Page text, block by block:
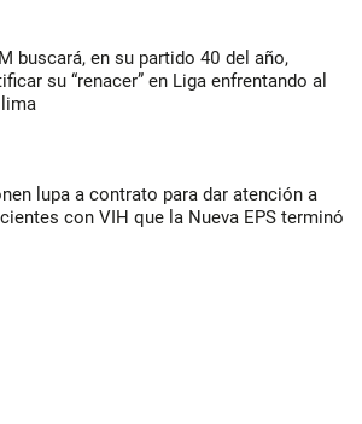
buscará, en su partido 40 del año,
su “renacer” en Liga enfrentando al
lupa a contrato para dar atención a
con VIH que la Nueva EPS terminó